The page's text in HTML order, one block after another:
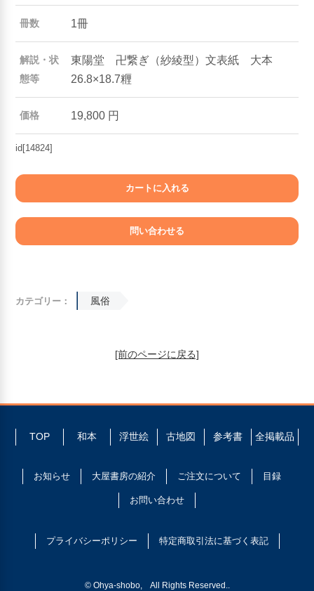
冊数 1冊
解説・状
態等
東陽堂 卍繋ぎ（紗綾型）文表紙 大本
26.8×18.7糎
価格 19,800 円
id[14824]
カテゴリー： 風俗
[前のページに戻る]
TOP 和本 浮世絵 古地図 参考書 全掲載品
お知らせ 大屋書房の紹介 ご注文について 目録
お問い合わせ
プライバシーポリシー 特定商取引法に基づく表記
© Ohya-shobo, All Rights Reserved..